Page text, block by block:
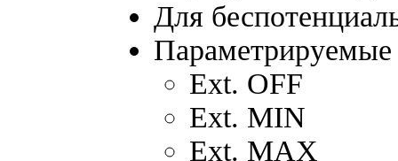
Для
Ext. OFF
Ext. MIN
Ext. MAX